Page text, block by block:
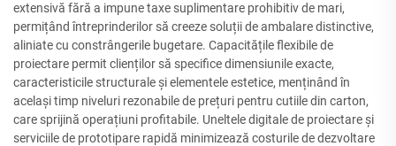
extensivă fără a impune taxe suplimentare prohibitiv de mari,
permițând întreprinderilor să creeze soluții de ambalare distinctive,
aliniate cu constrângerile bugetare. Capacitățile flexibile de
proiectare permit clienților să specifice dimensiunile exacte,
caracteristicile structurale și elementele estetice, menținând în
același timp niveluri rezonabile de prețuri pentru cutiile din carton,
care sprijină operațiuni profitabile. Uneltele digitale de proiectare și
serviciile de prototipare rapidă minimizează costurile de dezvoltare